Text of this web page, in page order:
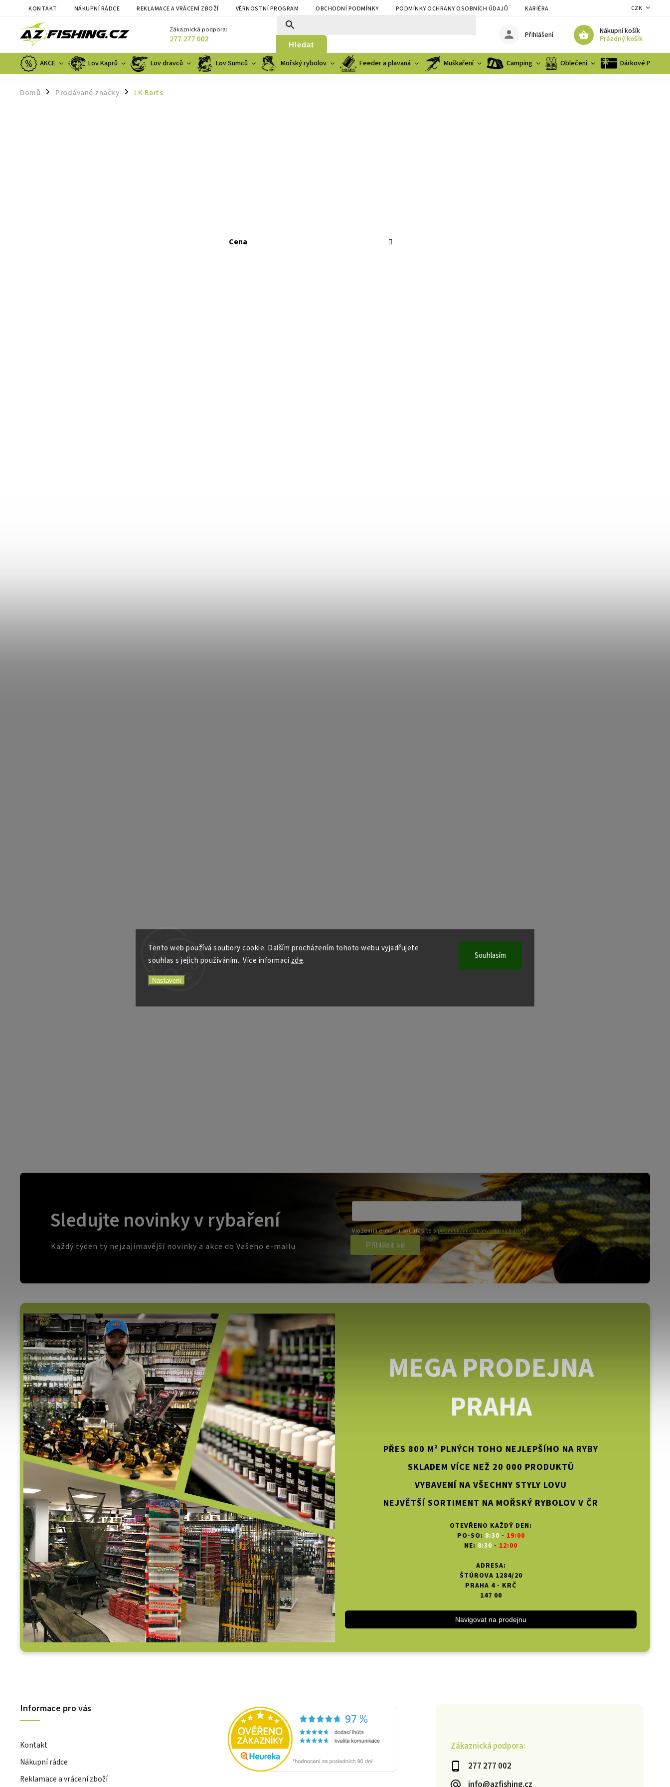
Tento web používá soubory cookie. Dalším procházením tohoto webu vyjadřujete
souhlas s jejich používáním.. Více informacízde.
Nastavení
Souhlasím
KONTAKT NÁKUPNÍ RÁDCE REKLAMACE A VRÁCENÍ ZBOŽÍ VĚRNOSTNÍ PROGRAM OBCHODNÍ PODMÍNKY PODMÍNKY OCHRANY OSOBNÍCH ÚDAJŮ KARIÉRA CZK
Zákaznická podpora:
277 277 002 Hledat
Nákupní košík
Prázdný košík
Přihlášení
AKCE Lov Kaprů Lov dravců Lov Sumců Mořský rybolov Feeder a plavaná Muškaření Camping Oblečení Dárkové
Domů / Prodávané značky / LK Baits
Zákaznická podpora:
277 277 002
info@azfishing.cz
MEGA PRODEJNA
PRAHA
PŘES 800 M² PLNÝCH TOHO NEJLEPŠÍHO NA RYBY
SKLADEM VÍCE NEŽ 20 000 PRODUKTŮ
VYBAVENÍ NA VŠECHNY STYLY LOVU
NEJVĚTŠÍ SORTIMENT NA MOŘSKÝ RYBOLOV V ČR
OTEVŘENO KAŽDÝ DEN:
PO-SO: 8:30 - 19:00
NE: 8:30 - 12:00
ADRESA:
ŠTÚROVA 1284/20
PRAHA 4 - KRČ
147 00
Navigovat na prodejnu
Sledujte novinky v rybaření
Každý týden ty nejzajímavější novinky a akce do Vašeho e-mailu
Vložením e-mailu souhlasíte spodmínkami ochrany osobních údajů
Přihlásit se
Informace pro vás
Kontakt
Nákupní rádce
Reklamace a vrácení zboží